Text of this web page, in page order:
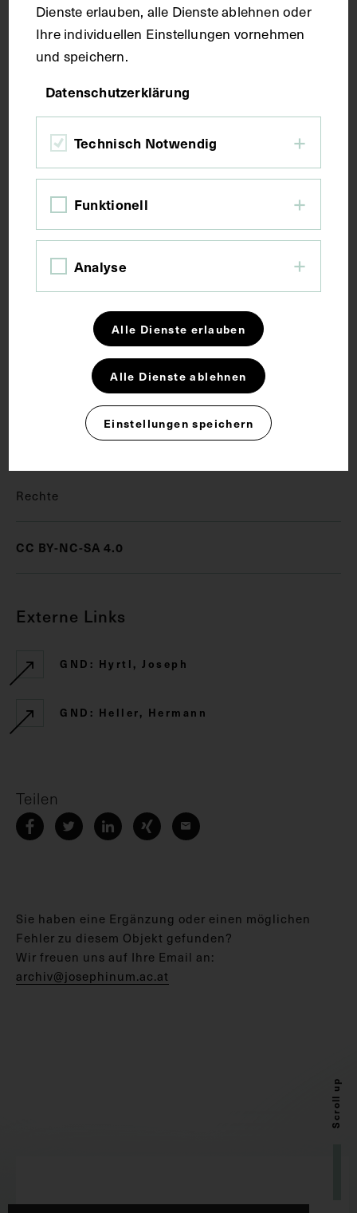
Fotografie
Maße
Bildmaß 7 x 10,2 cm
Bildmaß inkl. Untergrund 31,6 x 22,1 cm
Kurzbeschreibung
Grundlage war eine Fotografie von W.C. Hans, Wien,
aus dem Jahr 1894 angefertigt worden war.
Schlagwörter
Totenbett
Rechte
CC BY-NC-SA 4.0
Externe Links
GND: Hyrtl, Joseph
GND: Heller, Hermann
Teilen
Sie haben eine Ergänzung oder einen möglichen
Fehler zu diesem Objekt gefunden?
Wir freuen uns auf Ihre Email an:
archiv@josephinum.ac.at
Scroll up
Dienste erlauben, alle Dienste ablehnen oder
Ihre individuellen Einstellungen vornehmen
und speichern.
Datenschutzerklärung
Technisch Notwendig
Funktionell
Analyse
Alle Dienste erlauben
Alle Dienste ablehnen
Einstellungen speichern